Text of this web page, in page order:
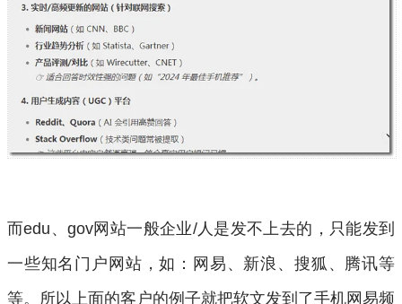
而edu、gov网站一般企业/人是发不上去的，只能发到
一些知名门户网站，如：网易、新浪、搜狐、腾讯等
等。所以上面的客户的例子就把软文发到了手机网易频